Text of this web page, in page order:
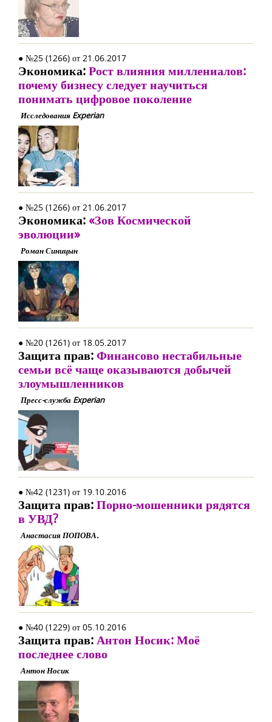
● №25 (1266) от 21.06.2017
Экономика:Рост влияния миллениалов:
почему бизнесу следует научиться
понимать цифровое поколение
Исследования Experian
● №25 (1266) от 21.06.2017
Экономика:«Зов Космической
эволюции»
Роман Синицын
● №20 (1261) от 18.05.2017
Защита прав:Финансово нестабильные
семьи всё чаще оказываются добычей
злоумышленников
Пресс-служба Experian
● №42 (1231) от 19.10.2016
Защита прав:Порно-мошенники рядятся
в УВД?
Анастасия ПОПОВА.
● №40 (1229) от 05.10.2016
Защита прав:Антон Носик: Моё
последнее слово
Антон Носик